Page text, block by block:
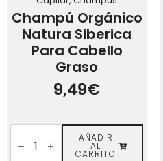
Champú Orgánico
Natura Siberica
Para Cabello
Graso
9,49€
Champú
Orgánico
Natura
AÑADIR
AL
CARRITO